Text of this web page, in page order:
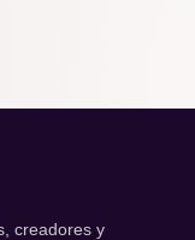
creadores y